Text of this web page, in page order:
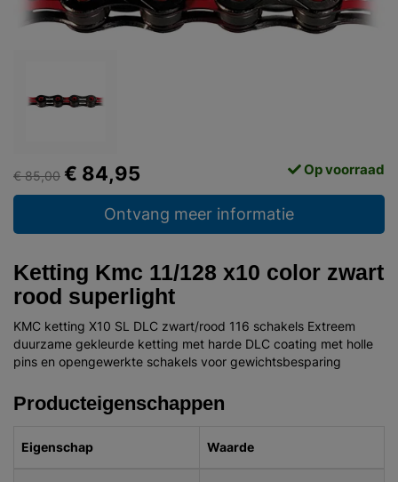
€ 85,00 € 84,95 Op voorraad
Ontvang meer informatie
Ketting Kmc 11/128 x10 color zwart
rood superlight
KMC ketting X10 SL DLC zwart/rood 116 schakels Extreem
duurzame gekleurde ketting met harde DLC coating met holle
pins en opengewerkte schakels voor gewichtsbesparing
Producteigenschappen
Eigenschap Waarde